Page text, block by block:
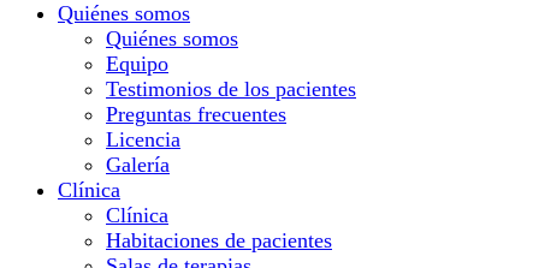
Quiénes somos
Quiénes somos
Equipo
Testimonios de los pacientes
Preguntas frecuentes
Licencia
Galería
Clínica
Clínica
Habitaciones de pacientes